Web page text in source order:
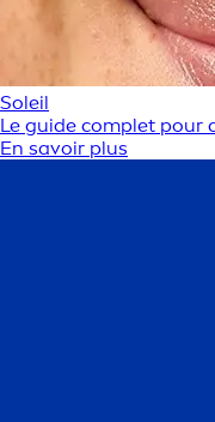
Soleil
Le guide complet pour
En savoir plus